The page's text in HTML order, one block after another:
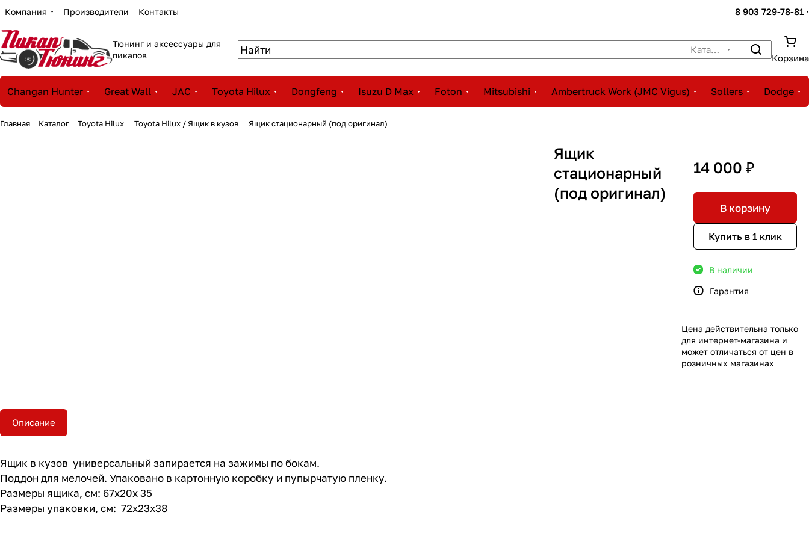
Компания Производители Контакты 8 903 729-78-81
Тюнинг и аксессуары для
пикапов
Корзина
Changan Hunter Great Wall JAC Toyota Hilux Dongfeng Isuzu D Max Foton Mitsubishi Ambertruck Work (JMC Vigus) Sollers Dodge
Главная Каталог Toyota Hilux Toyota Hilux / Ящик в кузов Ящик стационарный (под оригинал)
Ящик
стационарный
(под оригинал)
14 000 ₽
В корзину
Купить в 1 клик
В наличии
Гарантия
Цена действительна только
для интернет-магазина и
может отличаться от цен в
розничных магазинах
Описание
Ящик в кузов универсальный запирается на зажимы по бокам.
Поддон для мелочей. Упаковано в картонную коробку и пупырчатую пленку.
Размеры ящика, см: 67х20х 35
Размеры упаковки, см: 72х23х38